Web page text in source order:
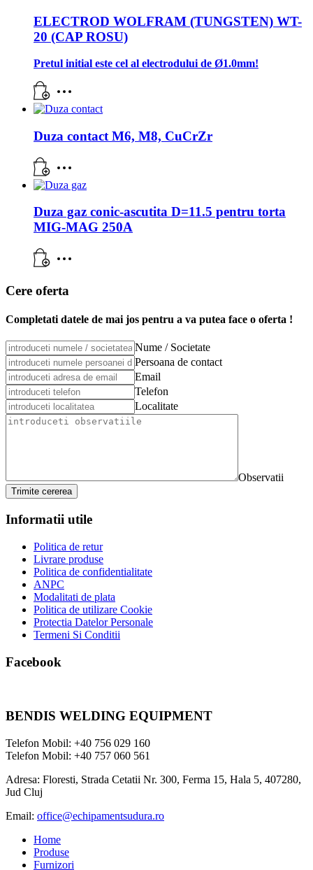
ELECTROD WOLFRAM (TUNGSTEN) WT-
20 (CAP ROSU)
Pretul initial este cel al electrodului de Ø1.0mm!
Duza contact M6, M8, CuCrZr
Duza gaz conic-ascutita D=11.5 pentru torta
MIG-MAG 250A
Cere oferta
Completati datele de mai jos pentru a va putea face o oferta !
Nume / Societate
Persoana de contact
Email
Telefon
Localitate
Observatii
Trimite cererea
Informatii utile
Politica de retur
Livrare produse
Politica de confidentialitate
ANPC
Modalitati de plata
Politica de utilizare Cookie
Protectia Datelor Personale
Termeni Si Conditii
Facebook
BENDIS WELDING EQUIPMENT
Telefon Mobil: +40 756 029 160
Telefon Mobil: +40 757 060 561
Adresa: Floresti, Strada Cetatii Nr. 300, Ferma 15, Hala 5, 407280,
Jud Cluj
Email: office@echipamentsudura.ro
Home
Produse
Furnizori